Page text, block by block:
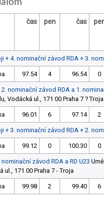
čas pen čas
+ 4. nominační závod RDA + 3.
97.54 4 96.54 0
nominační závod RDA a 1.
Vodácká ul., 171 00 Praha 7 ? Troja
96.01 6 97.14 2
+ 3. nominační závod RDA + 2.
99.12 0 100.30 0
závod RDA a RD U23
ul., 171 00 Praha 7 - Troja
99.98 2 99.40 6